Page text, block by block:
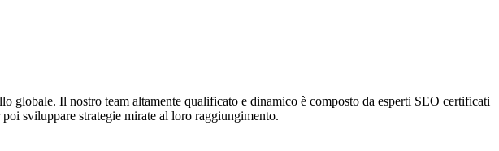
globale. Il nostro team altamente qualificato e dinamico è composto da esperti SEO certificati
sviluppare strategie mirate al loro raggiungimento.